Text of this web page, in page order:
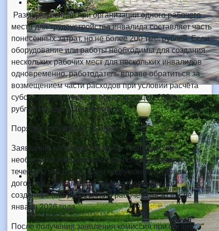
Размер субсидии при организации одного рабочего
места для трудоустройства инвалида составляет часть
понесённых затрат, но не более 200 тыс. рублей. Если
оборудование или работы необходимы для создания
нескольких рабочих мест для нескольких инвалидов
одновременно, работодатель вправе обратиться за
возмещением части расходов при условии расчёта
субсидии в размере, не превышающем 200 тыс.
рублей на одно рабочее место.
Порядок получения субсидии:
Заявление на предоставление господдержки
необходимо направить в орган службы занятости в
течение 3 месяцев с даты подписания трудового
договора с инвалидом, трудоустроенным на
созданное (оборудованное) рабочее место после 1
января 2026 года.
После получения заявления комиссия при органе